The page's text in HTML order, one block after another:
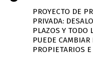
PROYECTO DE
PRIVADA:
PLAZOS Y TODO
PUEDE CAMBIAR
PROPIETARIOS